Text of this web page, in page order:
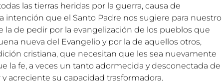
las tierras heridas por la guerra, causa de
intención que el Santo Padre nos sugiere para nuestro
la de pedir por la evangelización de los pueblos que
nueva del Evangelio y por la de aquellos otros,
cristiana, que necesitan que les sea nuevamente
la fe, a veces un tanto adormecida y desconectada de
acreciente su capacidad trasformadora.